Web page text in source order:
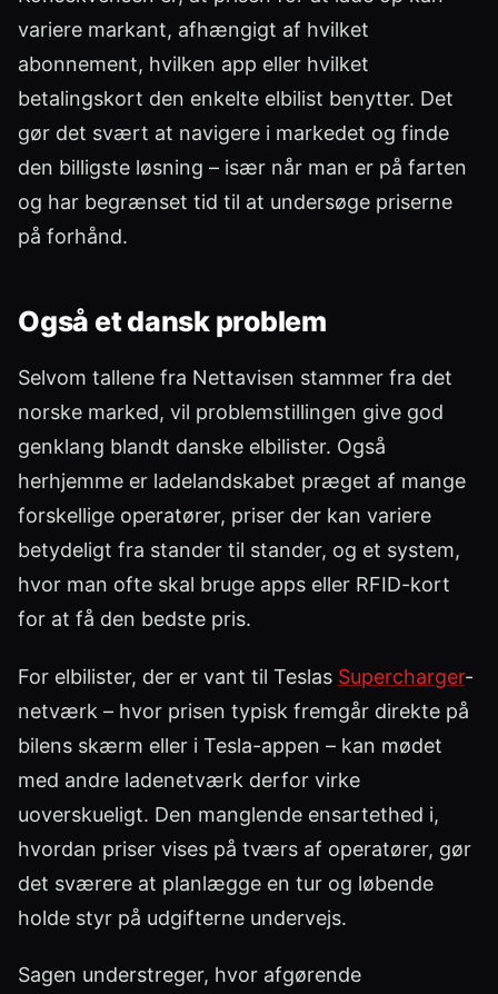
variere markant, afhængigt af hvilket
abonnement, hvilken app eller hvilket
betalingskort den enkelte elbilist benytter. Det
gør det svært at navigere i markedet og finde
den billigste løsning – især når man er på farten
og har begrænset tid til at undersøge priserne
på forhånd.
Også et dansk problem
Selvom tallene fra Nettavisen stammer fra det
norske marked, vil problemstillingen give god
genklang blandt danske elbilister. Også
herhjemme er ladelandskabet præget af mange
forskellige operatører, priser der kan variere
betydeligt fra stander til stander, og et system,
hvor man ofte skal bruge apps eller RFID-kort
for at få den bedste pris.
For elbilister, der er vant til Teslas Supercharger-
netværk – hvor prisen typisk fremgår direkte på
bilens skærm eller i Tesla-appen – kan mødet
med andre ladenetværk derfor virke
uoverskueligt. Den manglende ensartethed i,
hvordan priser vises på tværs af operatører, gør
det sværere at planlægge en tur og løbende
holde styr på udgifterne undervejs.
Sagen understreger, hvor afgørende